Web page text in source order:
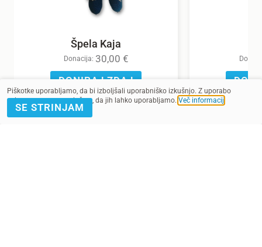
Špela Kaja
Donacija: 30,00 €
DONIRAJ ZDAJ
Piškotke uporabljamo, da bi izboljšali uporabniško izkušnjo. Z uporabo
spletnega mesta soglašate, da jih lahko uporabljamo. Več informacij
SE STRINJAM